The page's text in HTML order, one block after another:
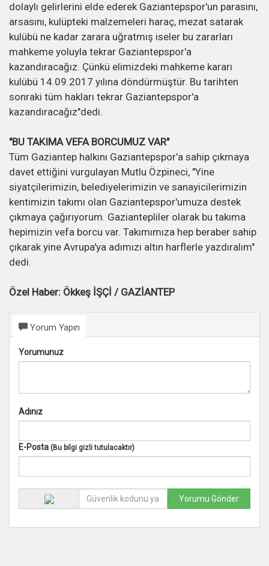
dolaylı gelirlerini elde ederek Gaziantepspor'un parasını,
arsasını, kulüpteki malzemeleri haraç, mezat satarak
kulübü ne kadar zarara uğratmış iseler bu zararları
mahkeme yoluyla tekrar Gaziantepspor'a
kazandıracağız. Çünkü elimizdeki mahkeme kararı
kulübü 14.09.2017 yılına döndürmüştür. Bu tarihten
sonraki tüm hakları tekrar Gaziantepspor'a
kazandıracağız"dedi.
"BU TAKIMA VEFA BORCUMUZ VAR"
Tüm Gaziantep halkını Gaziantepspor'a sahip çıkmaya
davet ettiğini vurgulayan Mutlu Özpineci, "Yine
siyatçilerimizin, belediyelerimizin ve sanayicilerimizin
kentimizin takımı olan Gaziantepspor'umuza destek
çıkmaya çağırıyorum. Gaziantepliler olarak bu takıma
hepimizin vefa borcu var. Takımımıza hep beraber sahip
çıkarak yine Avrupa'ya adımızı altın harflerle yazdıralım"
dedi.
Özel Haber: Ökkeş İŞÇİ / GAZİANTEP
Yorum Yapın
Yorumunuz
Adınız
E-Posta (Bu bilgi gizli tutulacaktır)